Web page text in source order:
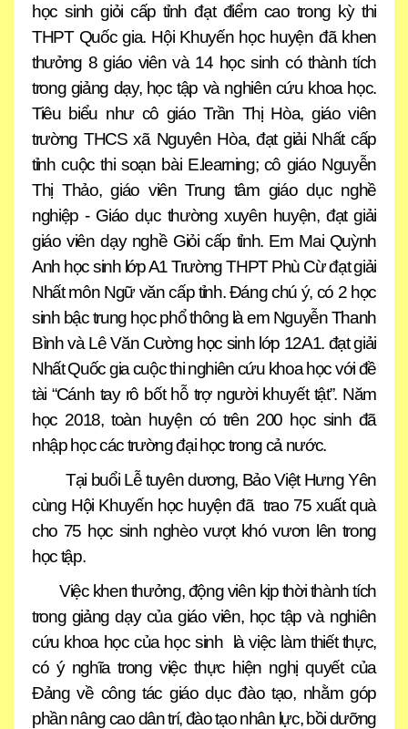
học sinh giỏi cấp tỉnh đạt điểm cao trong kỳ thi
THPT Quốc gia. Hội Khuyến học huyện đã khen
thưởng 8 giáo viên và 14 học sinh có thành tích
trong giảng dạy, học tập và nghiên cứu khoa học.
Tiêu biểu như cô giáo Trần Thị Hòa, giáo viên
trường THCS xã Nguyên Hòa, đạt giải Nhất cấp
tỉnh cuộc thi soạn bài E.learning; cô giáo Nguyễn
Thị Thảo, giáo viên Trung tâm giáo dục nghề
nghiệp - Giáo dục thường xuyên huyện, đạt giải
giáo viên dạy nghề Giỏi cấp tỉnh. Em Mai Quỳnh
Anh học sinh lớp A1 Trường THPT Phù Cừ đạt giải
Nhất môn Ngữ văn cấp tỉnh. Đáng chú ý, có 2 học
sinh bậc trung học phổ thông là em Nguyễn Thanh
Bình và Lê Văn Cường học sinh lớp 12A1. đạt giải
Nhất Quốc gia cuộc thi nghiên cứu khoa học với đề
tài “Cánh tay rô bốt hỗ trợ người khuyết tật”. Năm
học 2018, toàn huyện có trên 200 học sinh đã
nhập học các trường đại học trong cả nước.
Tại buổi Lễ tuyên dương, Bảo Việt Hưng Yên
cùng Hội Khuyến học huyện đã trao 75 xuất quà
cho 75 học sinh nghèo vượt khó vươn lên trong
học tập.
Việc khen thưởng, động viên kịp thời thành tích
trong giảng dạy của giáo viên, học tập và nghiên
cứu khoa học của học sinh là việc làm thiết thực,
có ý nghĩa trong việc thực hiện nghị quyết của
Đảng về công tác giáo dục đào tạo, nhằm góp
phần nâng cao dân trí, đào tạo nhân lực, bồi dưỡng